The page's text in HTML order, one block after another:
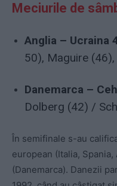
Meciurile de
Anglia – Ucraina
50), Maguire
Danemarca –
Dolberg (42) /
În semifinale s-au
european (Italia,
(Danemarca). Danezii